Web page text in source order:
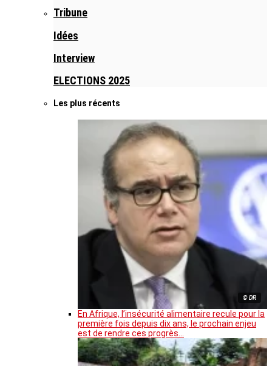
Tribune
Idées
Interview
ELECTIONS 2025
Les plus récents
© DR
En Afrique, l’insécurité alimentaire recule pour la
première fois depuis dix ans, le prochain enjeu
est de rendre ces progrès…